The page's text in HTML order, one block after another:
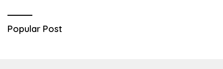
Popular Post